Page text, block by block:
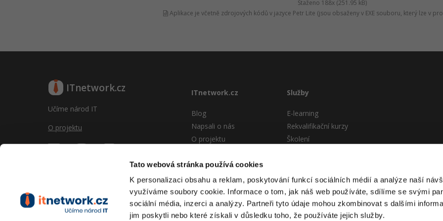
Tato webová stránka používá cookies
K personalizaci obsahu a reklam, poskytování funkcí sociálních médií a analýze naší
využíváme soubory cookie. Informace o tom, jak náš web používáte, sdílíme se svými
sociální média, inzerci a analýzy. Partneři tyto údaje mohou zkombinovat s dalšími
jim poskytli nebo které získali v důsledku toho, že používáte jejich služby.
Staženo 188x (251.95 kB)
Aplikace je včetně zdrojových kódů v jazyce Petr Lite (jsou obsaženy v EXE souboru, který lze v
ITnetwork.cz
Učíme národ IT
O projektu
ITnetwork.cz
Blog
Napsali o nás
O projektu
Vývoj systému
Provozní podmínky
RSS
Kontakt
Služby
E-learning
Rekvalifikační kurzy
Školení